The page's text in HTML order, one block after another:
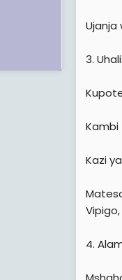
Ujanja
3.
Kambi
Kazi
4.